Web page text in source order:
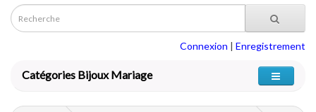
Connexion | Enregistrement
Catégories Bijoux Mariage